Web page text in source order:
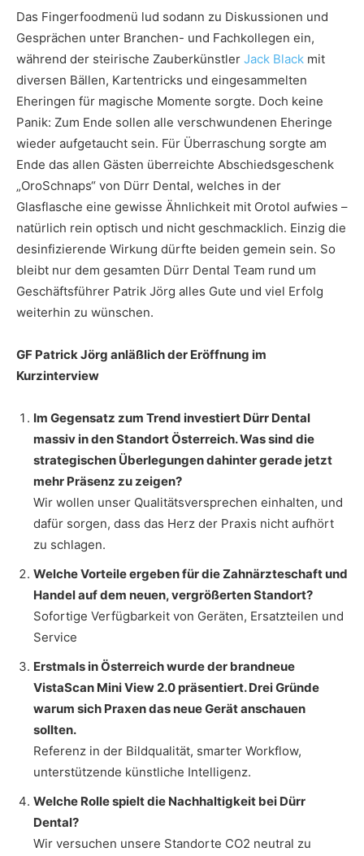
Das Fingerfoodmenü lud sodann zu Diskussionen und
Gesprächen unter Branchen- und Fachkollegen ein,
während der steirische Zauberkünstler Jack Black mit
diversen Bällen, Kartentricks und eingesammelten
Eheringen für magische Momente sorgte. Doch keine
Panik: Zum Ende sollen alle verschwundenen Eheringe
wieder aufgetaucht sein. Für Überraschung sorgte am
Ende das allen Gästen überreichte Abschiedsgeschenk
„OroSchnaps“ von Dürr Dental, welches in der
Glasflasche eine gewisse Ähnlichkeit mit Orotol aufwies –
natürlich rein optisch und nicht geschmacklich. Einzig die
desinfizierende Wirkung dürfte beiden gemein sein. So
bleibt nur dem gesamten Dürr Dental Team rund um
Geschäftsführer Patrik Jörg alles Gute und viel Erfolg
weiterhin zu wünschen.
GF Patrick Jörg anläßlich der Eröffnung im
Kurzinterview
Im Gegensatz zum Trend investiert Dürr Dental
massiv in den Standort Österreich. Was sind die
strategischen Überlegungen dahinter gerade jetzt
mehr Präsenz zu zeigen?
Wir wollen unser Qualitätsversprechen einhalten, und
dafür sorgen, dass das Herz der Praxis nicht aufhört
zu schlagen.
Welche Vorteile ergeben für die Zahnärzteschaft und
Handel auf dem neuen, vergrößerten Standort?
Sofortige Verfügbarkeit von Geräten, Ersatzteilen und
Service
Erstmals in Österreich wurde der brandneue
VistaScan Mini View 2.0 präsentiert. Drei Gründe
warum sich Praxen das neue Gerät anschauen
sollten.
Referenz in der Bildqualität, smarter Workflow,
unterstützende künstliche Intelligenz.
Welche Rolle spielt die Nachhaltigkeit bei Dürr
Dental?
Wir versuchen unsere Standorte CO2 neutral zu